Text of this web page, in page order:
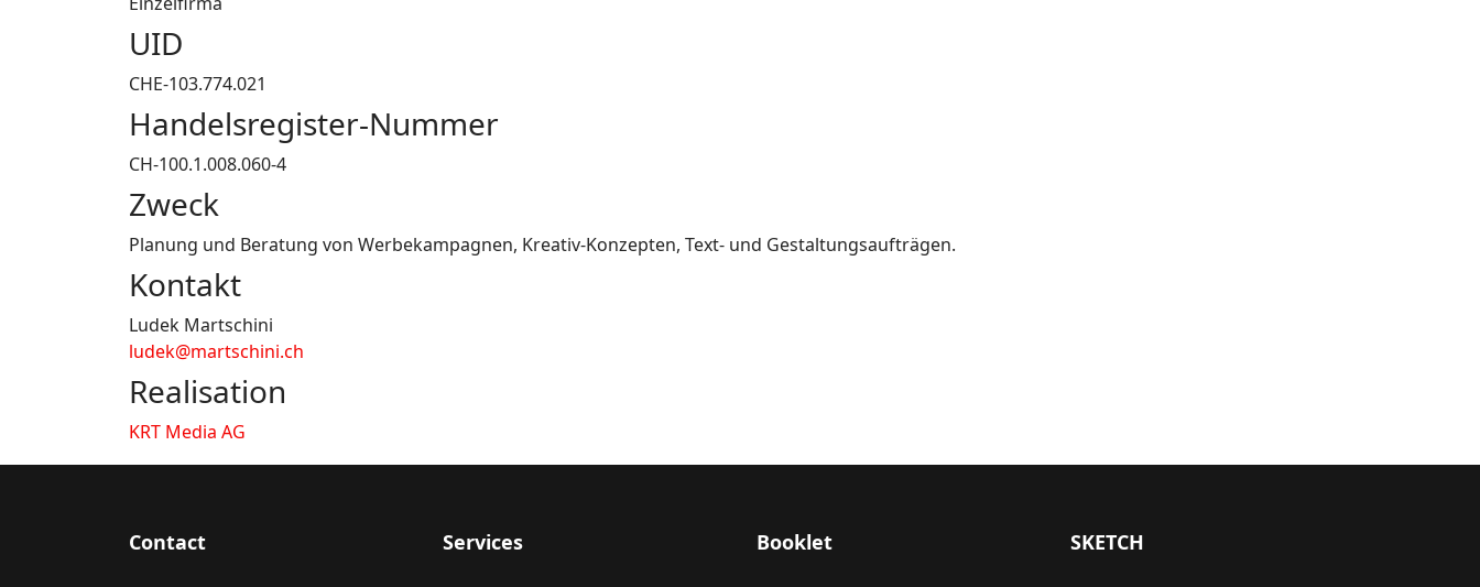
UID
CHE-103.774.021
Handelsregister-Nummer
CH-100.1.008.060-4
Zweck
Planung und Beratung von Werbekampagnen, Kreativ-Konzepten, Text- und Gestaltungsaufträgen.
Kontakt
Ludek Martschini
ludek@martschini.ch
Realisation
KRT Media AG
Contact Services Booklet SKETCH